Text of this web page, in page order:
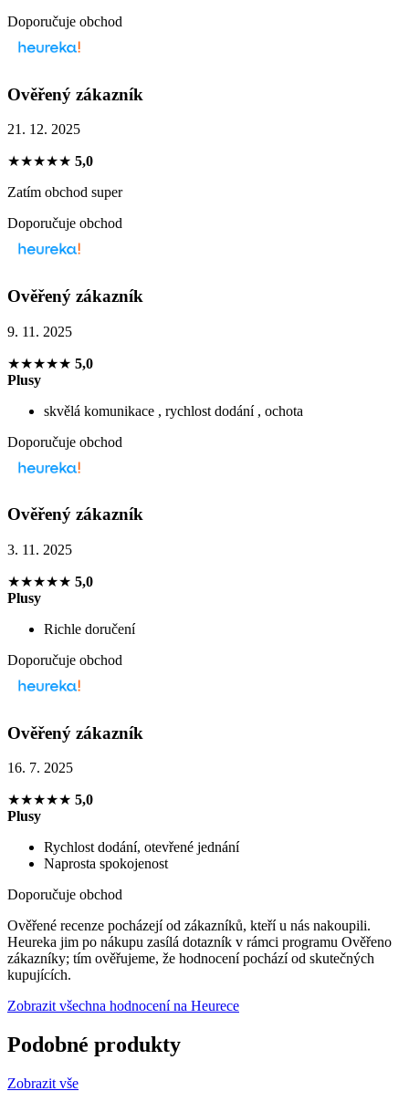
Doporučuje obchod
Ověřený zákazník
21. 12. 2025
★★★★★ 5,0
Zatím obchod super
Doporučuje obchod
Ověřený zákazník
9. 11. 2025
★★★★★ 5,0
Plusy
skvělá komunikace , rychlost dodání , ochota
Doporučuje obchod
Ověřený zákazník
3. 11. 2025
★★★★★ 5,0
Plusy
Richle doručení
Doporučuje obchod
Ověřený zákazník
16. 7. 2025
★★★★★ 5,0
Plusy
Rychlost dodání, otevřené jednání
Naprosta spokojenost
Doporučuje obchod
Ověřené recenze pocházejí od zákazníků, kteří u nás nakoupili.
Heureka jim po nákupu zasílá dotazník v rámci programu Ověřeno
zákazníky; tím ověřujeme, že hodnocení pochází od skutečných
kupujících.
Zobrazit všechna hodnocení na Heurece
Podobné produkty
Zobrazit vše